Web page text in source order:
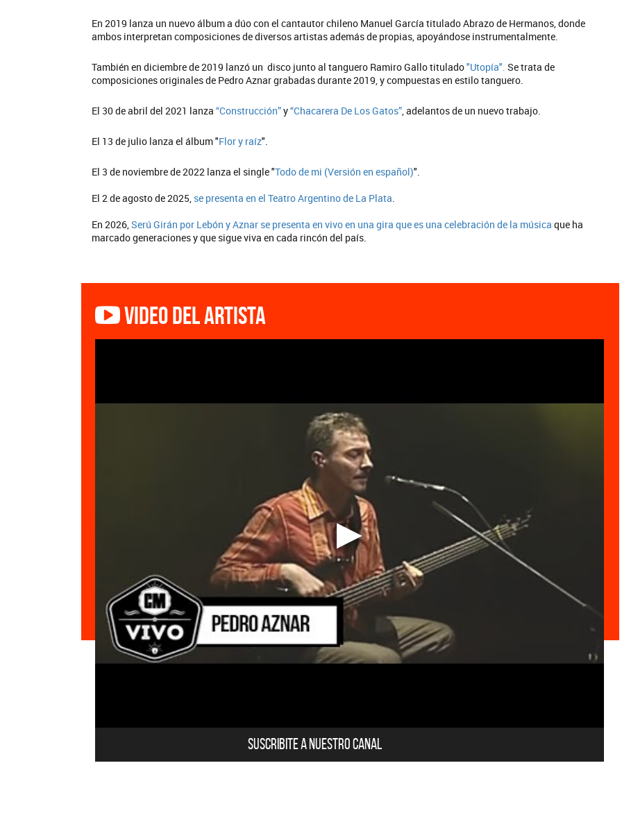
En 2019 lanza un nuevo álbum a dúo con el cantautor chileno Manuel García titulado Abrazo de Hermanos, donde
ambos interpretan composiciones de diversos artistas además de propias, apoyándose instrumentalmente.
También en diciembre de 2019 lanzó un disco junto al tanguero Ramiro Gallo titulado"Utopía". Se trata de
composiciones originales de Pedro Aznar grabadas durante 2019, y compuestas en estilo tanguero.
El 30 de abril del 2021 lanza “Construcción”y“Chacarera De Los Gatos”, adelantos de un nuevo trabajo.
El 13 de julio lanza el álbum "Flor y raíz".
El 3 de noviembre de 2022 lanza el single "Todo de mi (Versión en español)".
El 2 de agosto de 2025, se presenta en el Teatro Argentino de La Plata.
En 2026,Serú Girán por Lebón y Aznar se presenta en vivo en una gira que es una celebración de la música que ha
marcado generaciones y que sigue viva en cada rincón del país.
Video del artista
Suscribite a nuestro canal